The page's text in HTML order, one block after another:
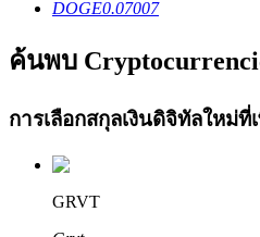
การล็อค BTR
DOGE0.07007
ค้นพบ
การเลือกสกุลเงินดิจิทัลใหม่
GRVT